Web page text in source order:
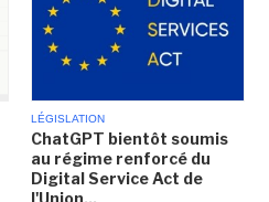
LÉGISLATION
ChatGPT bientôt soumis
au régime renforcé du
Digital Service Act de